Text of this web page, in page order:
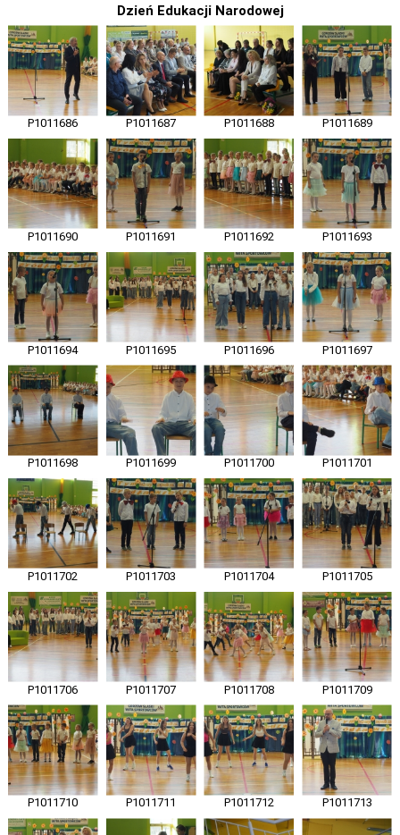
Dzień Edukacji Narodowej
P1011686 P1011687 P1011688 P1011689
P1011690 P1011691 P1011692 P1011693
P1011694 P1011695 P1011696 P1011697
P1011698 P1011699 P1011700 P1011701
P1011702 P1011703 P1011704 P1011705
P1011706 P1011707 P1011708 P1011709
P1011710 P1011711 P1011712 P1011713